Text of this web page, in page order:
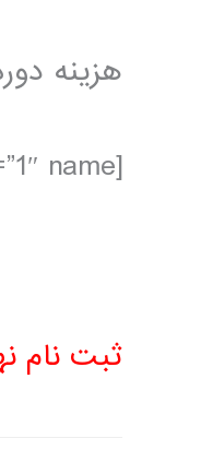
هزينه دوره 95
[iphorm id=”1″ name=”برنامه نویسی مقدماتی”]
ثبت نام